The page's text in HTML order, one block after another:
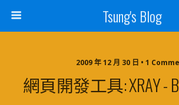
Tsung's Blog
2009 年 12 月 30 日 • 1
網頁開發工具: XRAY -